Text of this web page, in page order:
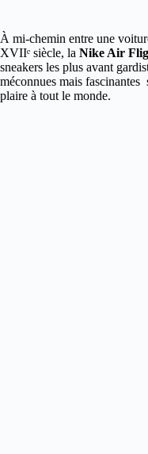
À mi-chemin entre une
XVIIᵉ siècle, la Nike Air
sneakers les plus avant
méconnues mais fascinantes
plaire à tout le monde.